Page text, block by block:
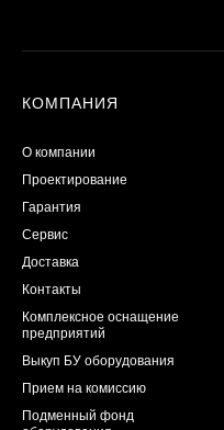
КОМПАНИЯ
О компании
Проектирование
Гарантия
Сервис
Доставка
Контакты
Комплексное оснащение
предприятий
Выкуп БУ оборудования
Прием на комиссию
Подменный фонд